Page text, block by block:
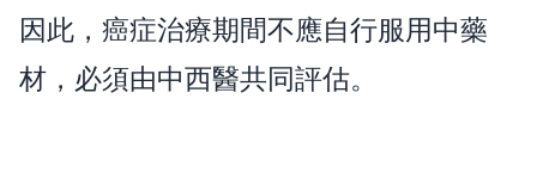
因此，癌症治療期間不應自行服用中藥
材，必須由中西醫共同評估。